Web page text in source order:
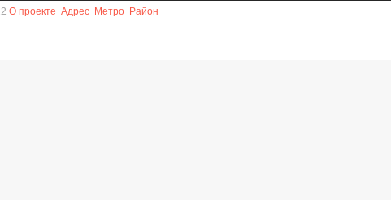
О проекте Адрес Метро Район